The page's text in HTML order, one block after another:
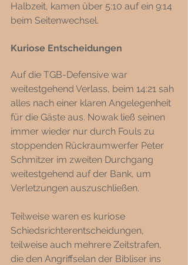
Halbzeit, kamen über 5:10 auf ein 9:14
beim Seitenwechsel.
Kuriose Entscheidungen
Auf die TGB-Defensive war
weitestgehend Verlass, beim 14:21 sah
alles nach einer klaren Angelegenheit
für die Gäste aus. Nowak ließ seinen
immer wieder nur durch Fouls zu
stoppenden Rückraumwerfer Peter
Schmitzer im zweiten Durchgang
weitestgehend auf der Bank, um
Verletzungen auszuschließen.
Teilweise waren es kuriose
Schiedsrichterentscheidungen,
teilweise auch mehrere Zeitstrafen,
die den Angriffselan der Bibliser ins